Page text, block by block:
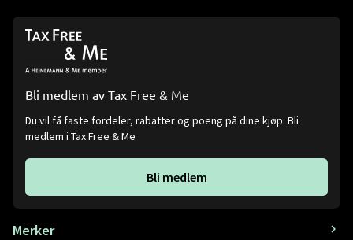
Bli medlem av Tax Free & Me
Du vil få faste fordeler, rabatter og poeng på dine kjøp. Bli
medlem i Tax Free & Me
Bli medlem
Merker